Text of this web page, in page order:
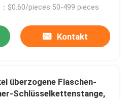
$0.60/pieces 50-499 pieces
Kontakt
überzogene Flaschen-
Schlüsselkettenstange,